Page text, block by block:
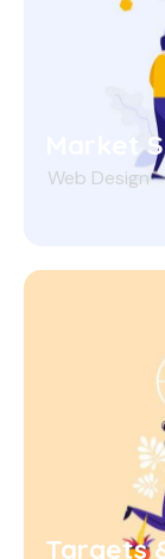
Market
Web Design
Targets